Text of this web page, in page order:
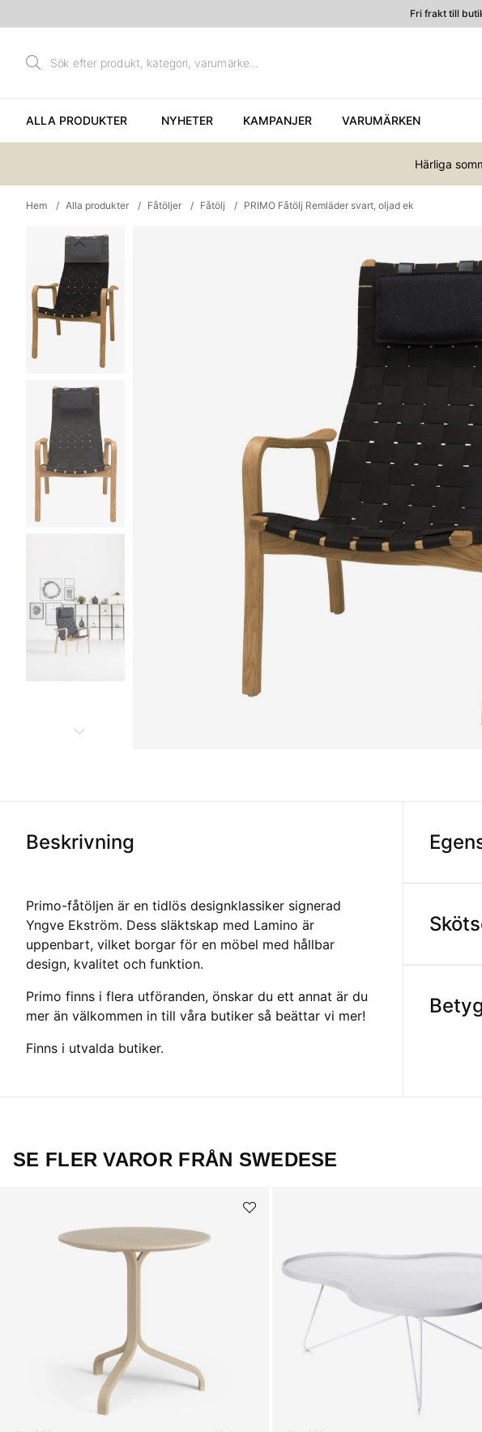
Fri frakt till
ALLA PRODUKTER NYHETER KAMPANJER VARUMÄRKEN
Härliga
Hem Alla produkter Fåtöljer Fåtölj PRIMO Fåtölj Remläder svart, oljad ek
Produktbilder
Beskrivning
Primo-fåtöljen är en tidlös designklassiker signerad
Yngve Ekström. Dess släktskap med Lamino är
uppenbart, vilket borgar för en möbel med hållbar
design, kvalitet och funktion.
Primo finns i flera utföranden, önskar du ett annat är du
mer än välkommen in till våra butiker så beättar vi mer!
Finns i utvalda butiker.
SE FLER VAROR FRÅN SWEDESE